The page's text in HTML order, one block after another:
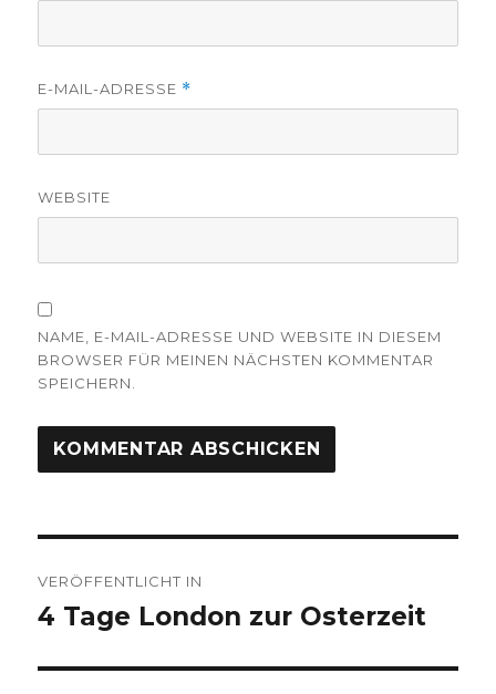
E-MAIL-ADRESSE *
WEBSITE
NAME, E-MAIL-ADRESSE UND WEBSITE IN DIESEM
BROWSER FÜR MEINEN NÄCHSTEN KOMMENTAR
SPEICHERN.
VERÖFFENTLICHT IN
4 Tage London zur Osterzeit